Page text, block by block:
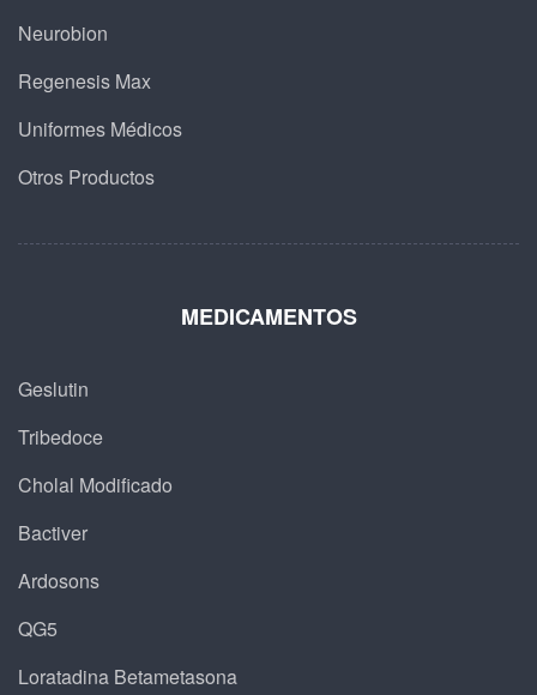
Neurobion
Regenesis Max
Uniformes Médicos
Otros Productos
MEDICAMENTOS
Geslutin
Tribedoce
Cholal Modificado
Bactiver
Ardosons
QG5
Loratadina Betametasona